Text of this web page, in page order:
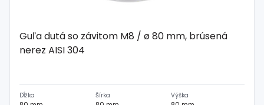
Guľa dutá so závitom M8 / ø 80 mm, brúsená
nerez AISI 304
Dĺžka Šírka Výška